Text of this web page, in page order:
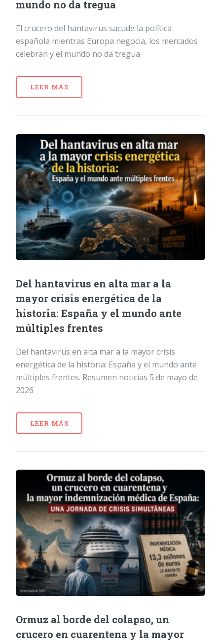
mundo no da tregua
El crucero del hantavirus sacude la política
española mientras Europa negocia, los mercados
celebran y el mundo no da tregua
LEER MÁS
Del hantavirus en alta mar a la
mayor crisis energética de la
historia: España y el mundo ante
múltiples frentes
Del hantavirus en alta mar a la mayor crisis
energética de la historia: España y el mundo ante
múltiples frentes. Resumen noticias 5 de mayo de
2026
LEER MÁS
Ormuz al borde del colapso, un
crucero en cuarentena y la mayor